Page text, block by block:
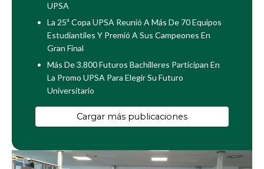
UPSA
La 25ª Copa UPSA Reunió A Más De 70 Equipos
Estudiantiles Y Premió A Sus Campeones En
Gran Final
Más De 3.800 Futuros Bachilleres Participan En
La Promo UPSA Para Elegir Su Futuro
Universitario
Cargar más publicaciones